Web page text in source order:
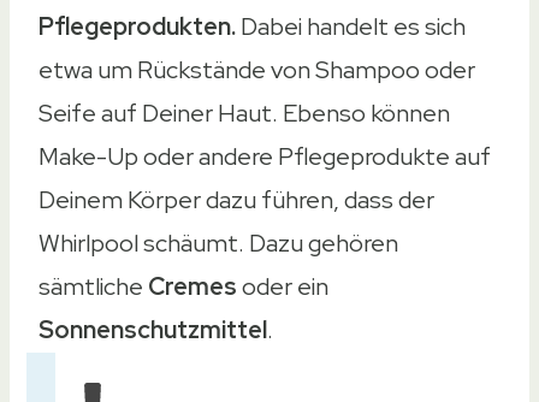
Pflegeprodukten.Dabei handelt es sich
etwa um Rückstände von Shampoo oder
Seife auf Deiner Haut. Ebenso können
Make-Up oder andere Pflegeprodukte auf
Deinem Körper dazu führen, dass der
Whirlpool schäumt. Dazu gehören
sämtliche Cremesoder ein
Sonnenschutzmittel.